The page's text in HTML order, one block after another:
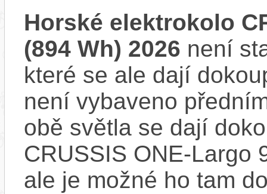
Horské elektrokolo
(894 Wh) 2026 není
které se ale dají
není vybaveno
obě světla se dají
CRUSSIS ONE-Largo
ale je možné ho tam